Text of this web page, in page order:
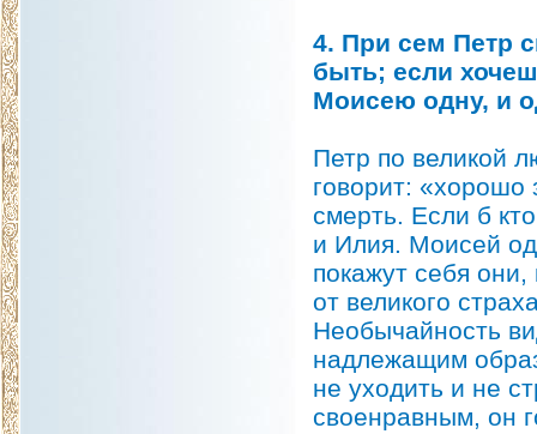
4. При сем Петр
быть; если
Моисею одну, и
Петр по великой
говорит: «хорошо
смерть. Если б
и Илия. Моисей
покажут себя
от великого
Необычайность
надлежащим
не уходить и не
своенравным, он